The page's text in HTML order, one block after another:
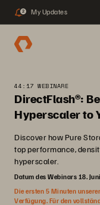
2 My Updates
44:17 WEBINARE
DirectFlash®:
Hyperscaler to
Discover how Pure
top performance,
hyperscaler.
Datum des Webinars 18.
Die ersten 5 Minuten
Verfügung. Für den